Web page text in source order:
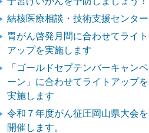
結核医療相談・技術支援センター
胃がん啓発月間に合わせてライト
アップを実施します
「ゴールドセプテンバーキャンペ
ーン」に合わせてライトアップを
実施します
令和７年度がん征圧岡山県大会を
開催します。